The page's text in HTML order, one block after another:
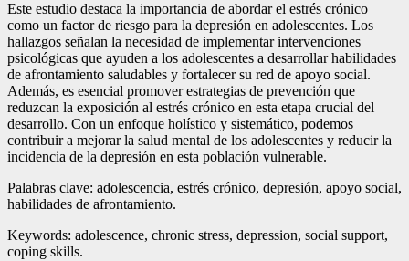
Este estudio destaca la importancia de abordar el estrés crónico
como un factor de riesgo para la depresión en adolescentes. Los
hallazgos señalan la necesidad de implementar intervenciones
psicológicas que ayuden a los adolescentes a desarrollar habilidades
de afrontamiento saludables y fortalecer su red de apoyo social.
Además, es esencial promover estrategias de prevención que
reduzcan la exposición al estrés crónico en esta etapa crucial del
desarrollo. Con un enfoque holístico y sistemático, podemos
contribuir a mejorar la salud mental de los adolescentes y reducir la
incidencia de la depresión en esta población vulnerable.
Palabras clave: adolescencia, estrés crónico, depresión, apoyo social,
habilidades de afrontamiento.
Keywords: adolescence, chronic stress, depression, social support,
coping skills.